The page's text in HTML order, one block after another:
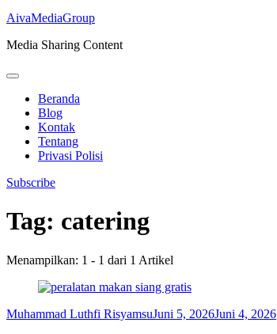
Lompat
konten
Enter)
AivaMediaGroup
Media Sharing Content
Beranda
Blog
Kontak
Tentang
Privasi Polisi
Subscribe
Tag: catering
Menampilkan: 1 - 1 dari 1 Artikel
Muhammad Luthfi RisyamsuJuni 5, 2026Juni 4, 2026